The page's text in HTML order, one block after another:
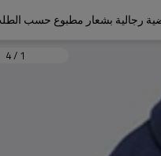
رجالية بشعار مطبوع حسب
1
/
4